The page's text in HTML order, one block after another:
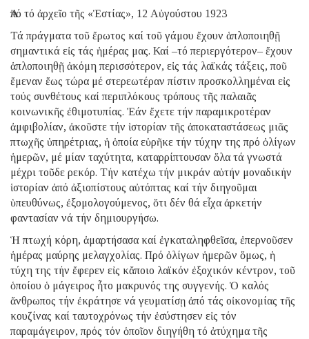
Ἀπό τό ἀρχεῖο τῆς «Ἑστίας», 12 Αὐγούστου 1923
Τά πράγματα τοῦ ἔρωτος καί τοῦ γάμου ἔχουν ἁπλοποιηθῇ
σημαντικά εἰς τάς ἡμέρας μας. Καί –τό περιεργότερον– ἔχουν
ἁπλοποιηθῇ ἀκόμη περισσότερον, εἰς τάς λαϊκάς τάξεις, ποῦ
ἔμεναν ἕως τώρα μέ στερεωτέραν πίστιν προσκολλημέναι εἰς
τούς συνθέτους καί περιπλόκους τρόπους τῆς παλαιᾶς
κοινωνικῆς ἐθιμοτυπίας. Ἐάν ἔχετε τήν παραμικροτέραν
ἀμφιβολίαν, ἀκοῦστε τήν ἱστορίαν τῆς ἀποκαταστάσεως μιᾶς
πτωχῆς ὑπηρέτριας, ἡ ὁποία εὑρῆκε τήν τύχην της πρό ὀλίγων
ἡμερῶν, μέ μίαν ταχύτητα, καταρρίπτουσαν ὅλα τά γνωστά
μέχρι τοῦδε ρεκόρ. Τήν κατέχω τήν μικράν αὐτήν μοναδικήν
ἱστορίαν ἀπό ἀξιοπίστους αὐτόπτας καί τήν διηγοῦμαι
ὑπευθύνως, ἐξομολογούμενος, ὅτι δέν θά εἶχα ἀρκετήν
φαντασίαν νά τήν δημιουργήσω.
Ἡ πτωχή κόρη, ἁμαρτήσασα καί ἐγκαταληφθεῖσα, ἐπερνοῦσεν
ἡμέρας μαύρης μελαγχολίας. Πρό ὀλίγων ἡμερῶν ὅμως, ἡ
τύχη της τήν ἔφερεν εἰς κἄποιο λαϊκόν ἐξοχικόν κέντρον, τοῦ
ὁποίου ὁ μάγειρος ἦτο μακρυνός της συγγενής. Ὁ καλός
ἄνθρωπος τήν ἐκράτησε νά γευματίσῃ ἀπό τάς οἰκονομίας τῆς
κουζίνας καί ταυτοχρόνως τήν ἐσύστησεν εἰς τόν
παραμάγειρον, πρός τόν ὁποῖον διηγήθη τό ἀτύχημα τῆς